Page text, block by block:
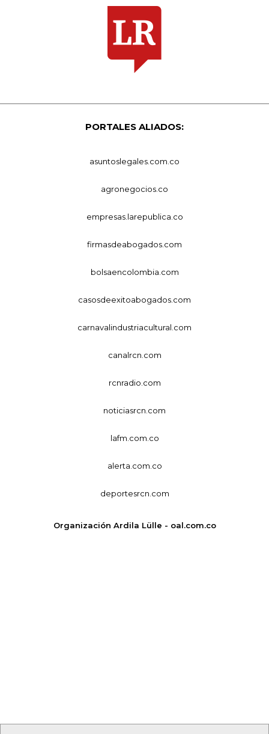
PORTALES ALIADOS:
asuntoslegales.com.co
agronegocios.co
empresas.larepublica.co
firmasdeabogados.com
bolsaencolombia.com
casosdeexitoabogados.com
carnavalindustriacultural.com
canalrcn.com
rcnradio.com
noticiasrcn.com
lafm.com.co
alerta.com.co
deportesrcn.com
Organización Ardila Lülle - oal.com.co